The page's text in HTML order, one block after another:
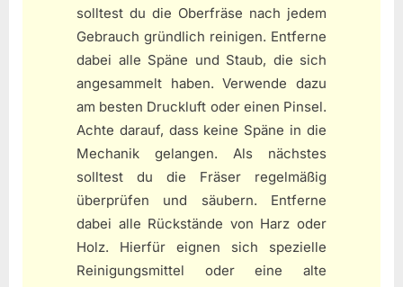
solltest du die Oberfräse nach jedem
Gebrauch gründlich reinigen. Entferne
dabei alle Späne und Staub, die sich
angesammelt haben. Verwende dazu
am besten Druckluft oder einen Pinsel.
Achte darauf, dass keine Späne in die
Mechanik gelangen. Als nächstes
solltest du die Fräser regelmäßig
überprüfen und säubern. Entferne
dabei alle Rückstände von Harz oder
Holz. Hierfür eignen sich spezielle
Reinigungsmittel oder eine alte